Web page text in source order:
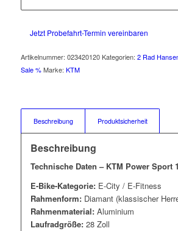
Jetzt Probefahrt-Termin vereinbaren
Artikelnummer: 023420120 Kategorien: 2 Rad
Sale % Marke: KTM
Beschreibung Produktsicherheit
Beschreibung
Technische Daten – KTM Power Sport
E-Bike-Kategorie:E-City / E-Fitness
Rahmenform:Diamant (klassischer
Rahmenmaterial:Aluminium
Laufradgröße:28 Zoll